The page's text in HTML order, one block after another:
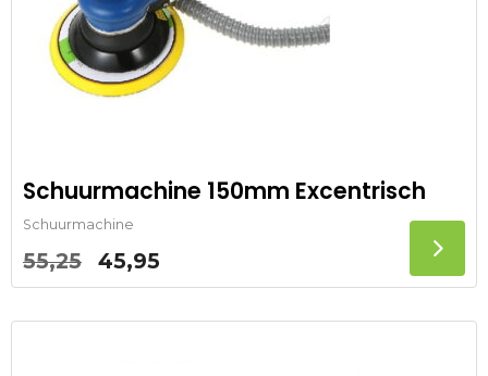
Schuurmachine 150mm Excentrisch
Schuurmachine
55,25
Oorspronkelijke
prijs
was:
45,95
prijs
is: